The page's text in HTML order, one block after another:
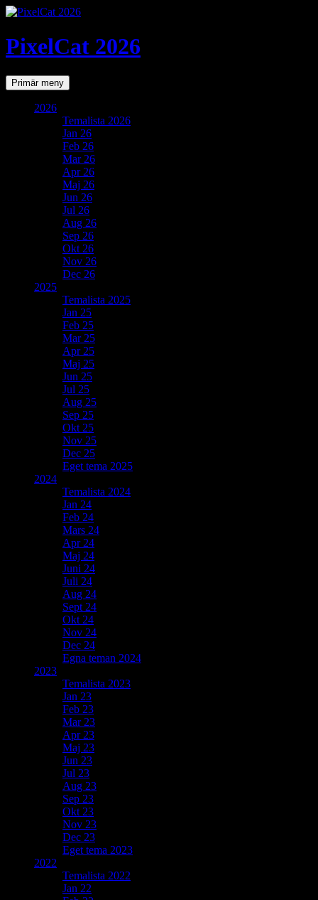
PixelCat 2026
SökPrimär meny Gå
till
2026
Temalista 2026
Jan 26
Feb 26
Mar 26
Apr 26
Maj 26
Jun 26
Jul 26
Aug 26
Sep 26
Okt 26
Nov 26
Dec 26
2025
Temalista 2025
Jan 25
Feb 25
Mar 25
Apr 25
Maj 25
Jun 25
Jul 25
Aug 25
Sep 25
Okt 25
Nov 25
Dec 25
Eget tema 2025
2024
Temalista 2024
Jan 24
Feb 24
Mars 24
Apr 24
Maj 24
Juni 24
Juli 24
Aug 24
Sept 24
Okt 24
Nov 24
Dec 24
Egna teman 2024
2023
Temalista 2023
Jan 23
Feb 23
Mar 23
Apr 23
Maj 23
Jun 23
Jul 23
Aug 23
Sep 23
Okt 23
Nov 23
Dec 23
Eget tema 2023
2022
Temalista 2022
Jan 22